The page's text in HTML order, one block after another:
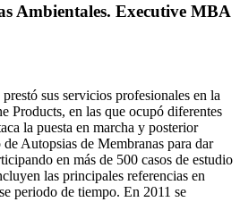
Ambientales. Executive MBA
sus servicios profesionales en la
Products, en las que ocupó diferentes
la puesta en marcha y posterior
Autopsias de Membranas para dar
en más de 500 casos de estudio
las principales referencias en
periodo de tiempo. En 2011 se